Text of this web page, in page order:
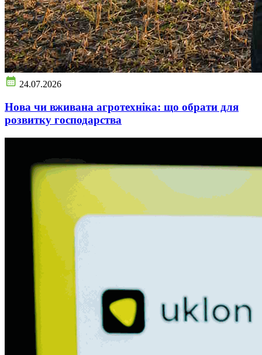
24.07.2026
Нова чи вживана агротехніка: що обрати для
розвитку господарства